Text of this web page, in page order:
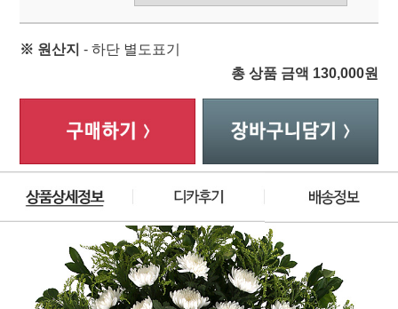
※ 원산지 - 하단 별도표기
총 상품 금액 130,000원